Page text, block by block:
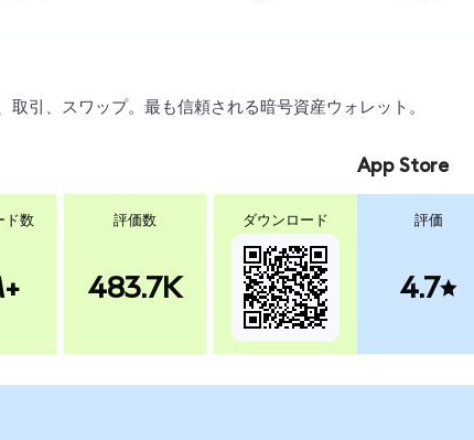
引、スワップ。最も信頼される暗号資産ウォレット。
ド数 評価数
483.7K
ダウンロード
App Store
評価
4.7